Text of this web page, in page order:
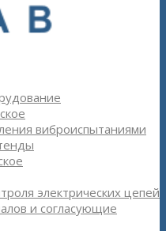
виброиспытаниями
электрических цепей
и согласующие